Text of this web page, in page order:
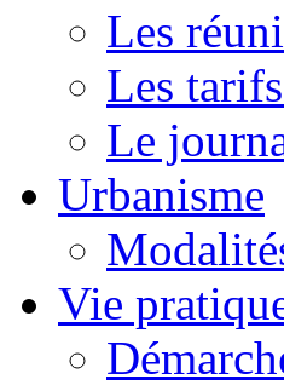
Les
Les
Le
Urbanisme
Vie